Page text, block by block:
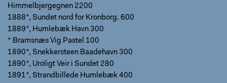
Himmelbjergegnen 2200
1888*, Sundet nord for Kronborg. 600
1889*, Humlebæk Havn 300
* Bramsnæs Vig Pastel 100
1890*, Snekkersteen Baadehavn 300
1890*, Uroligt Veir i Sundet 280
1891*, Strandbillede Humlebæk 400